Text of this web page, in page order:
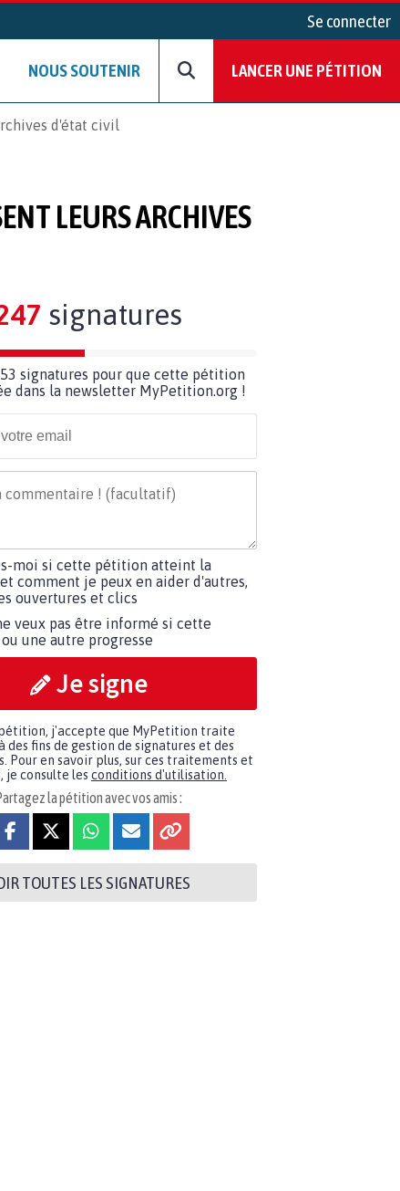
Se connecter
NOUS SOUTENIR LANCER UNE PÉTITION
d'état civil
LEURS ARCHIVES
signatures
signatures pour que cette pétition
dans la newsletter MyPetition.org !
moi si cette pétition atteint la
comment je peux en aider d'autres,
ouvertures et clics
veux pas être informé si cette
une autre progresse
Je signe
pétition, j'accepte que MyPetition traite
des fins de gestion de signatures et des
Pour en savoir plus, sur ces traitements et
je consulte les conditions d'utilisation.
la pétition avec vos amis :
TOUTES LES SIGNATURES